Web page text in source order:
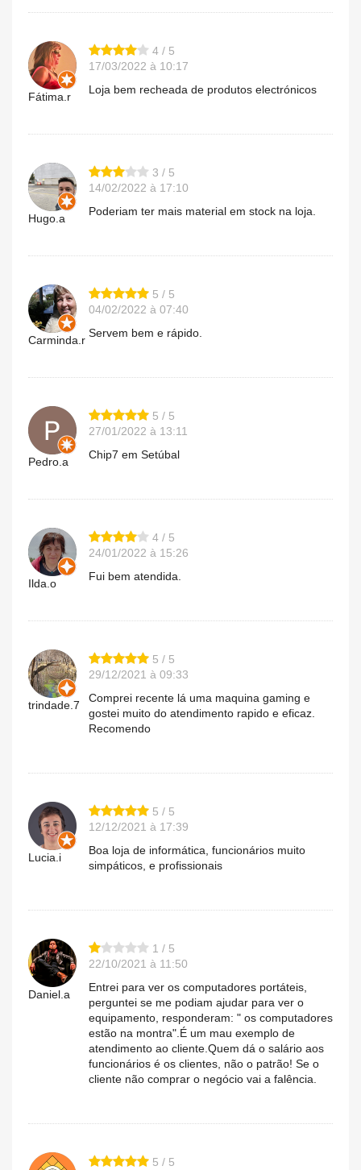
Fátima.r
4 / 5
17/03/2022 à 10:17
Loja bem recheada de produtos electrónicos
Hugo.a
3 / 5
14/02/2022 à 17:10
Poderiam ter mais material em stock na loja.
Carminda.r
5 / 5
04/02/2022 à 07:40
Servem bem e rápido.
Pedro.a
5 / 5
27/01/2022 à 13:11
Chip7 em Setúbal
Ilda.o
4 / 5
24/01/2022 à 15:26
Fui bem atendida.
trindade.7
5 / 5
29/12/2021 à 09:33
Comprei recente lá uma maquina gaming e
gostei muito do atendimento rapido e eficaz.
Recomendo
Lucia.i
5 / 5
12/12/2021 à 17:39
Boa loja de informática, funcionários muito
simpáticos, e profissionais
Daniel.a
1 / 5
22/10/2021 à 11:50
Entrei para ver os computadores portáteis,
perguntei se me podiam ajudar para ver o
equipamento, responderam: " os computadores
estão na montra".É um mau exemplo de
atendimento ao cliente.Quem dá o salário aos
funcionários é os clientes, não o patrão! Se o
cliente não comprar o negócio vai a falência.
5 / 5